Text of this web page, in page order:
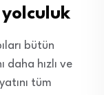
bütün
daha hızlı ve
tüm